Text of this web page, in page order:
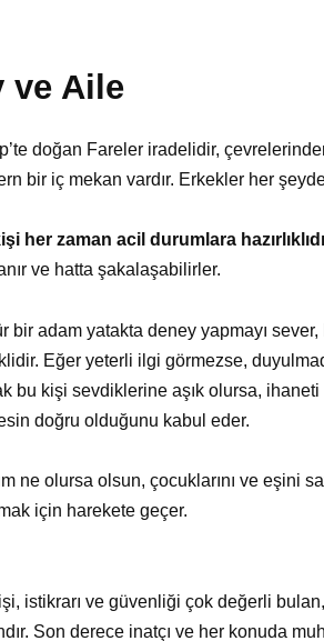
ve Aile
doğan Fareler iradelidir,
bir iç mekan vardır. Erkekler her şeyde
her zaman acil durumlara
ve hatta şakalaşabilirler.
bir adam yatakta deney yapmayı
Eğer yeterli ilgi görmezse,
bu kişi sevdiklerine aşık olursa,
doğru olduğunu kabul eder.
ne olursa olsun, çocuklarını ve eşini
için harekete geçer.
istikrarı ve güvenliği çok değerli
Son derece inatçı ve her konuda